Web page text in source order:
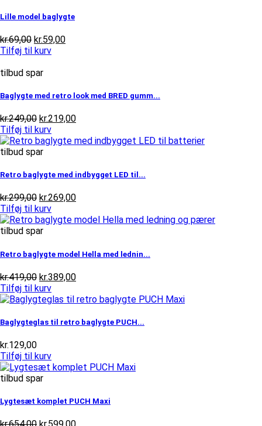
Lille model baglygte
kr.69,00 Den
oprindelige
var:
kr.59,00Den
Tilføj til kurv
tilbud spar
Baglygte med retro look med BRED gumm...
kr.249,00 Den
oprindelige
pris
var:
kr.219,00Den
pris
Tilføj til kurv
tilbud spar
Retro baglygte med indbygget LED til...
kr.299,00 Den
oprindelige
pris
var:
kr.269,00Den
pris
Tilføj til kurv
tilbud spar
Retro baglygte model Hella med lednin...
kr.419,00 Den
oprindelige
pris
kr.419,00.
kr.389,00Den
pris
kr.389,00.
Tilføj til kurv
Baglygteglas til retro baglygte PUCH...
kr.129,00
Tilføj til kurv
tilbud spar
Lygtesæt komplet PUCH Maxi
Den Den